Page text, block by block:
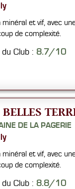
minéral et vif, avec
de complexité.
Club : 8.7/10
DE LA PAGERIE
minéral et vif, avec
de complexité.
Club : 8.8/10